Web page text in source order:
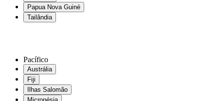
Papua Nova Guiné
Tailândia
Pacífico
Austrália
Fiji
Ilhas Salomão